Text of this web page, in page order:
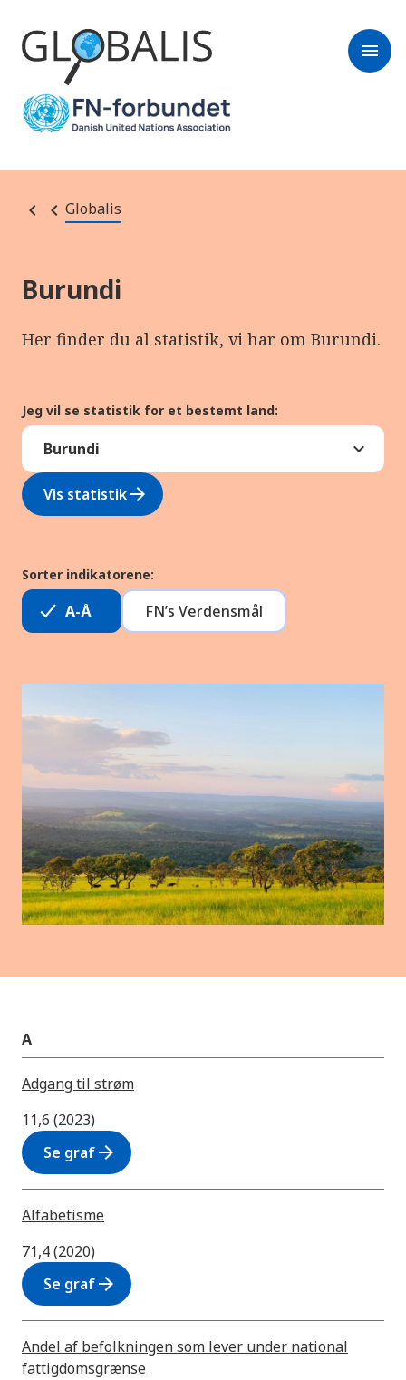
menu
Globalis
Burundi
Her finder du al statistik, vi har om Burundi.
Jeg vil se statistik for et bestemt land:
Vis statistikarrow_forward
Sorter indikatorene:
A-Å FN’s Verdensmål
A
Adgang til strøm
11,6 (2023)
Se grafarrow_forward
Alfabetisme
71,4 (2020)
Se grafarrow_forward
Andel af befolkningen som lever under national
fattigdomsgrænse